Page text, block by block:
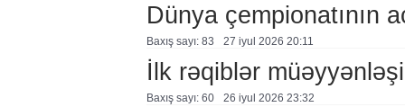
Dünya çempionatının
Baxış sayı: 83 27 i̇yul 2026 20:11
İlk rəqiblər
Baxış sayı: 60 26 i̇yul 2026 23:32